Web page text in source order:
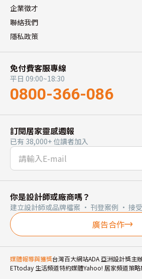
企業徵才
聯絡我們
隱私政策
免付費客服專線
平日 09:00~18:30
0800-366-086
訂閱居家靈感週報
已有 38,000+ 位讀者加入
你是設計師或廠商嗎？
建立設計師或品牌檔案 · 刊登案例 · 接
廣告合作
媒體報導與獲獎台灣百大網站ADA 亞洲設計獎主
ETtoday 生活頻道特約媒體Yahoo! 居家頻道策略